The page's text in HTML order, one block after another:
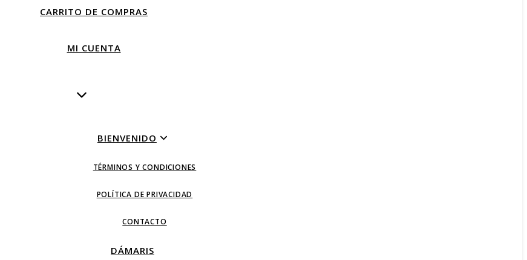
CARRITO DE COMPRAS
MI CUENTA
BIENVENIDO
TÉRMINOS Y CONDICIONES
POLÍTICA DE PRIVACIDAD
CONTACTO
DÁMARIS